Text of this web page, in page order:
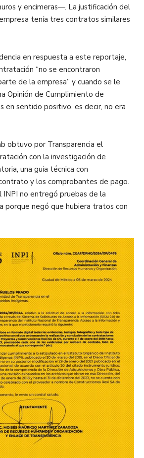
y encimeras—. La justificación del
tenía tres contratos similares
en respuesta a este reportaje,
“no se encontraron
de la empresa” y cuando se le
Opinión de Cumplimiento de
en sentido positivo, es decir, no era
obtuvo por Transparencia el
con la investigación de
una guía técnica con
y los comprobantes de pago.
INPI no entregó pruebas de la
porque negó que hubiera tratos con